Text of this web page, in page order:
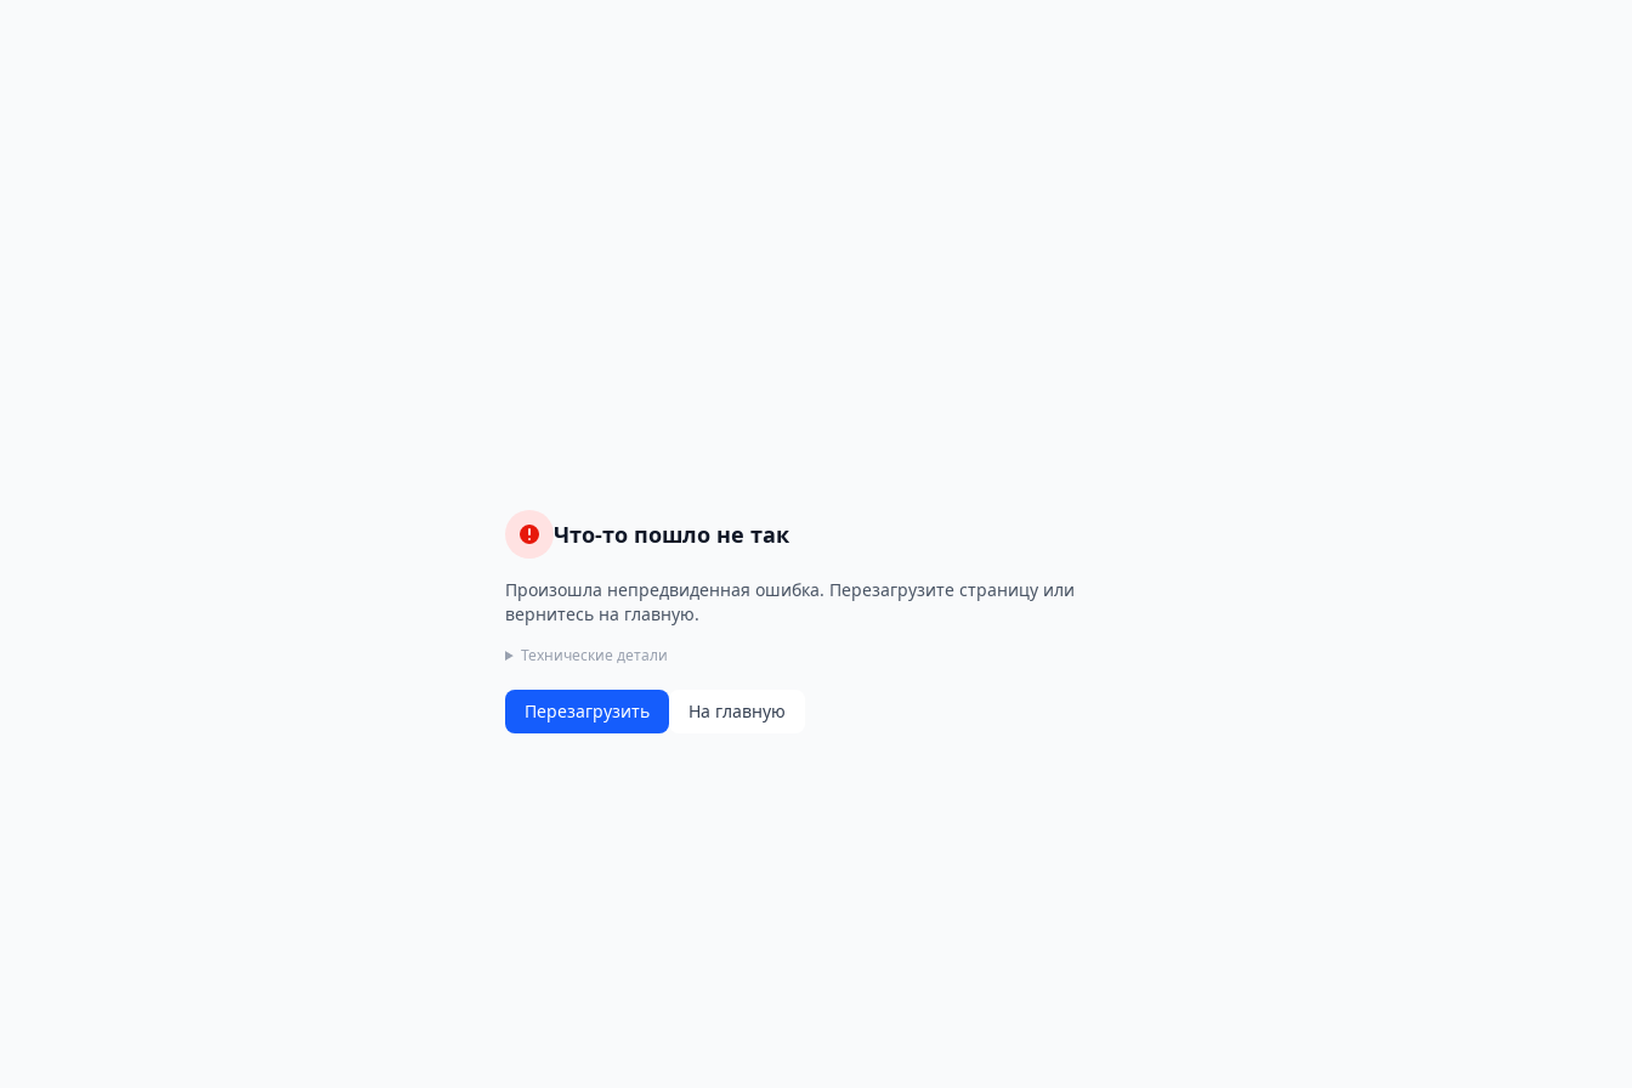
Что-то пошло не так
Произошла непредвиденная ошибка. Перезагрузите страницу или
вернитесь на главную.
Технические детали
Перезагрузить На главную